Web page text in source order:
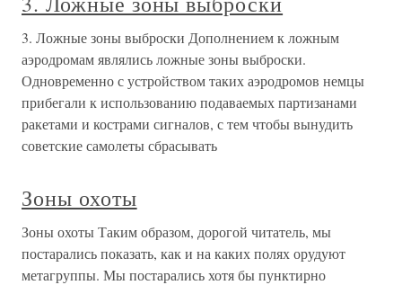
3. Ложные зоны выброски Дополнением к ложным
аэродромам являлись ложные зоны выброски.
Одновременно с устройством таких аэродромов немцы
прибегали к использованию подаваемых партизанами
ракетами и кострами сигналов, с тем чтобы вынудить
советские самолеты сбрасывать
Зоны охоты
Зоны охоты Таким образом, дорогой читатель, мы
постарались показать, как и на каких полях орудуют
метагруппы. Мы постарались хотя бы пунктирно